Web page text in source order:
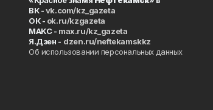
ВК -vk.com/kz_gazeta
ОК - ok.ru/kzgazeta
MAKC - max.ru/kz_gazeta
Я.Дзен - dzen.ru/neftekamskkz
Об использовании персональных данных